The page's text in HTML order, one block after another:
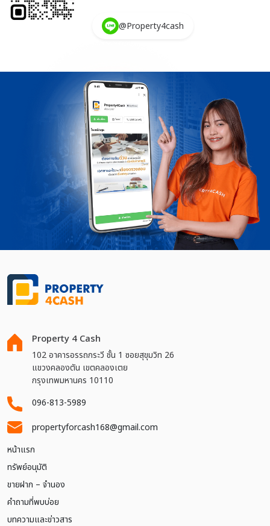
@Property4cash
Property 4 Cash
102 อาคารอรรถกระวี ชั้น 1 ซอยสุขุมวิท 26
แขวงคลองตัน เขตคลองเตย
กรุงเทพมหานคร 10110
096-813-5989
propertyforcash168@gmail.com
หน้าแรก
ทรัพย์อนุมัติ
ขายฝาก – จำนอง
คำถามที่พบบ่อย
บทความและข่าวสาร